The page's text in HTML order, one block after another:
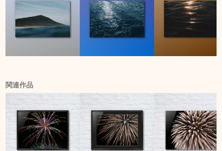
関連作品